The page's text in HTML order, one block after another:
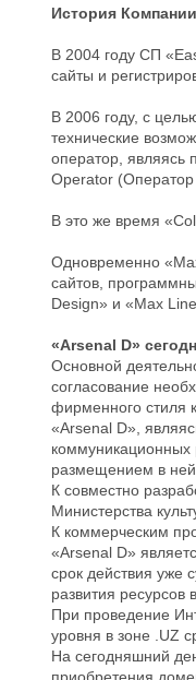
История Компании
В 2004 году СП
сайты и
В 2006 году, с
технические
оператор, являясь
Operator (Оператор
В это же время
Одновременно
сайтов,
Design» и «Max
«Arsenal D»
Основной
согласование
фирменного стиля
«Arsenal D»,
размещением в
К совместно
Министерства
К коммерческим
«Arsenal D»
срок действия уже
развития ресурсов
При проведение
уровня в зоне .UZ
На сегодняшний